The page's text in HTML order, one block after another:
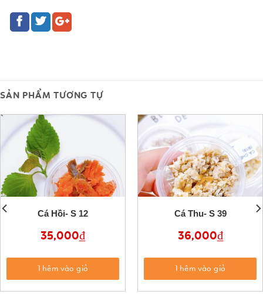
SẢN PHẨM TƯƠNG TỰ
Cá Hồi- S 12
35,000₫
Thêm vào giỏ
Cá Thu- S 39
36,000₫
Thêm vào giỏ